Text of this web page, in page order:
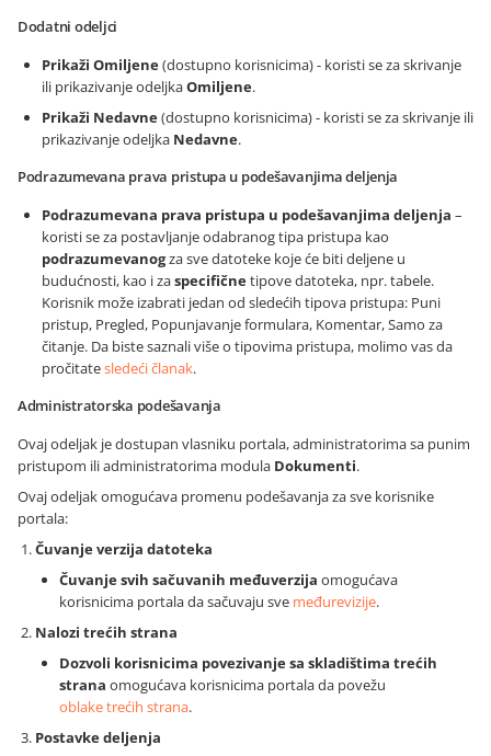
Dodatni odeljci
Prikaži Omiljene(dostupno korisnicima) - koristi se za skrivanje
ili prikazivanje odeljkaOmiljene.
Prikaži Nedavne(dostupno korisnicima) - koristi se za skrivanje ili
prikazivanje odeljka Nedavne.
Podrazumevana prava pristupa u podešavanjima deljenja
Podrazumevana prava pristupa u podešavanjima deljenja –
koristi se za postavljanje odabranog tipa pristupa kao
podrazumevanogza sve datoteke koje će biti deljene u
budućnosti, kao i zaspecifičnetipove datoteka, npr. tabele.
Korisnik može izabrati jedan od sledećih tipova pristupa: Puni
pristup, Pregled, Popunjavanje formulara, Komentar, Samo za
čitanje. Da biste saznali više o tipovima pristupa, molimo vas da
pročitatesledeći članak.
Administratorska podešavanja
Ovaj odeljak je dostupan vlasniku portala, administratorima sa punim
pristupom ili administratorima modula Dokumenti.
Ovaj odeljak omogućava promenu podešavanja za sve korisnike
portala:
Čuvanje verzija datoteka
Čuvanje svih sačuvanih međuverzija omogućava
korisnicima portala da sačuvaju sve međurevizije.
Nalozi trećih strana
Dozvoli korisnicima povezivanje sa skladištima trećih
strana omogućava korisnicima portala da povežu
oblake trećih strana.
Postavke deljenja